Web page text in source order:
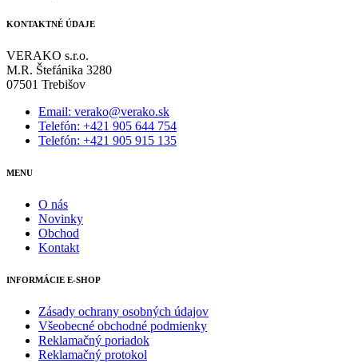
KONTAKTNÉ ÚDAJE
VERAKO s.r.o.
M.R. Štefánika 3280
07501 Trebišov
Email: verako@verako.sk
Telefón: +421 905 644 754
Telefón: +421 905 915 135
MENU
O nás
Novinky
Obchod
Kontakt
INFORMÁCIE E-SHOP
Zásady ochrany osobných údajov
Všeobecné obchodné podmienky
Reklamačný poriadok
Reklamačný protokol